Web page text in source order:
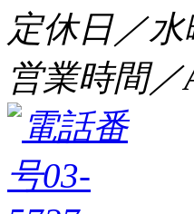
定休日／
営業時間